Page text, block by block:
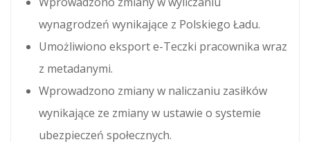
wynagrodzeń wynikające z Polskiego Ładu.
Umożliwiono eksport e-Teczki pracownika wraz
z metadanymi.
Wprowadzono zmiany w naliczaniu zasiłków
wynikające ze zmiany w ustawie o systemie
ubezpieczeń społecznych.